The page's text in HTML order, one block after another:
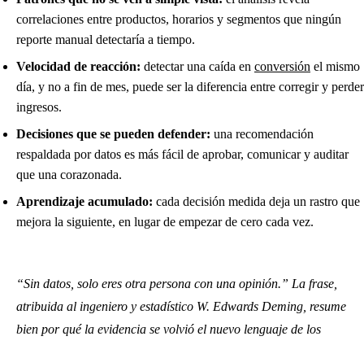
correlaciones entre productos, horarios y segmentos que ningún
reporte manual detectaría a tiempo.
Velocidad de reacción: detectar una caída en conversión el mismo
día, y no a fin de mes, puede ser la diferencia entre corregir y perder
ingresos.
Decisiones que se pueden defender: una recomendación
respaldada por datos es más fácil de aprobar, comunicar y auditar
que una corazonada.
Aprendizaje acumulado: cada decisión medida deja un rastro que
mejora la siguiente, en lugar de empezar de cero cada vez.
“Sin datos, solo eres otra persona con una opinión.” La frase,
atribuida al ingeniero y estadístico W. Edwards Deming, resume
bien por qué la evidencia se volvió el nuevo lenguaje de los